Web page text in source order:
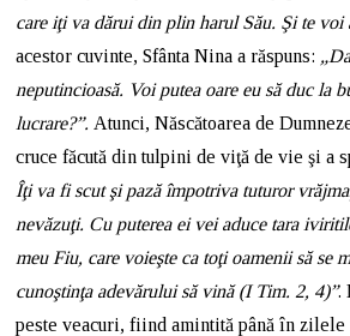
care iţi va dărui din plin harul Său. Şi te voi
acestor cuvinte, Sfânta Nina a răspuns:
neputincioasă. Voi putea oare eu să duc la
lucrare?”. Atunci, Născătoarea de
cruce făcută din tulpini de viţă de vie şi a
Îţi va fi scut şi pază împotriva tuturor
nevăzuţi. Cu puterea ei vei aduce tara
meu Fiu, care voieşte ca toţi oamenii să se
cunoştinţa adevărului să vină (I Tim. 2, 4)”.
peste veacuri, fiind amintită până în zilele